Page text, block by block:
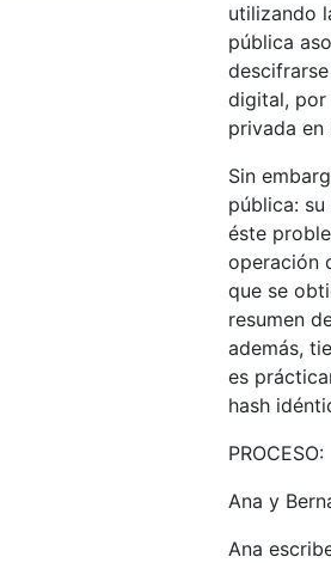
utilizando
pública
digital, por
privada en
Sin
pública:
éste
operación
que se
resumen
además,
es
hash
PROCESO:
Ana y
Ana